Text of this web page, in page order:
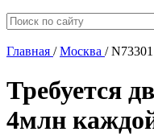
Главная / Москва /N73301
Требуется
4млн